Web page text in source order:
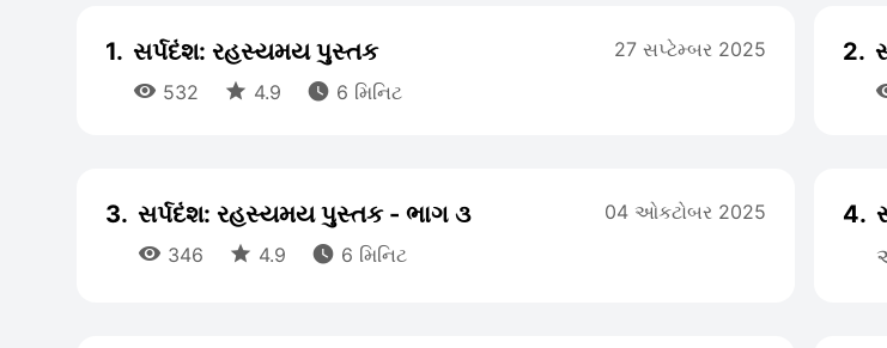
1. સર્પદંશ: રહસ્યમય પુસ્તક
 532  4.9  6 મિનિટ
27 સપ્ટેમ્બર 2025 2.
3. સર્પદંશ: રહસ્યમય પુસ્તક - ભાગ ૩
 346  4.9  6 મિનિટ
04 ઓકટોબર 2025 4.